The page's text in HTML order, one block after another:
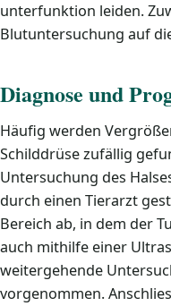
unterfunktion leiden.
Blutuntersuchung auf
Diagnose und
Häufig werden
Schilddrüse zufällig
Untersuchung des
durch einen Tierarzt
Bereich ab, in dem der
auch mithilfe einer
weitergehende
vorgenommen.